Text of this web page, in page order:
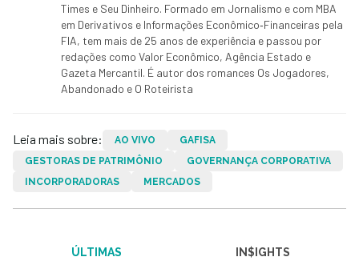
Times e Seu Dinheiro. Formado em Jornalismo e com MBA
em Derivativos e Informações Econômico‑Financeiras pela
FIA, tem mais de 25 anos de experiência e passou por
redações como Valor Econômico, Agência Estado e
Gazeta Mercantil. É autor dos romances Os Jogadores,
Abandonado e O Roteirista
Leia mais sobre: AO VIVO
GAFISA
GESTORAS DE PATRIMÔNIO
GOVERNANÇA CORPORATIVA
INCORPORADORAS
MERCADOS
ÚLTIMAS IN$IGHTS